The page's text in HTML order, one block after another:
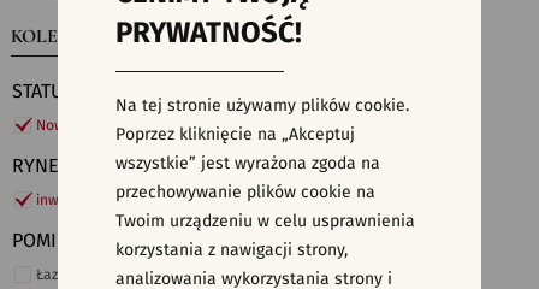
KOLEKCJE WYSZUKIWARKA PŁYTEK
STATUS
Nowości
RYNEK
inwestycje
POMIESZCZENIE
Łazienka
PRYWATNOŚĆ!
Na tej stronie używamy plików cookie.
Poprzez kliknięcie na „Akceptuj
wszystkie” jest wyrażona zgoda na
przechowywanie plików cookie na
Twoim urządzeniu w celu usprawnienia
korzystania z nawigacji strony,
analizowania wykorzystania strony i